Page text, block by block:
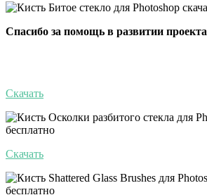
Спасибо за помощь в развитии проекта
Скачать
Скачать